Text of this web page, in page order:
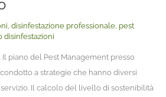
, disinfestazione professionale, pest
disinfestazioni
Il piano del Pest Management presso
a strategie che hanno diversi
Il calcolo del livello di sostenibilità